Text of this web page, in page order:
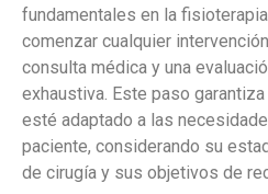
fundamentales en la
comenzar cualquier
consulta médica y una
exhaustiva. Este paso
esté adaptado a las
paciente, considerando su
de cirugía y sus objetivos de